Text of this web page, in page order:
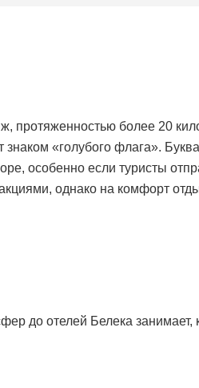
протяженностью более 20
«голубого флага».
особенно если туристы
однако на комфорт
до отелей Белека занимает,